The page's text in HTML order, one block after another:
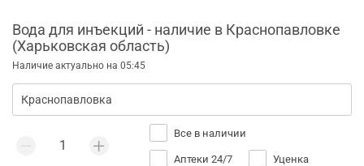
Вода для инъекций - наличие в Краснопавловке
(Харьковская область)
Наличие актуально на 05:45
Все в наличии
Аптеки 24/7 Уценка